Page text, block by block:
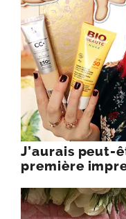
J’aurais peut-
première